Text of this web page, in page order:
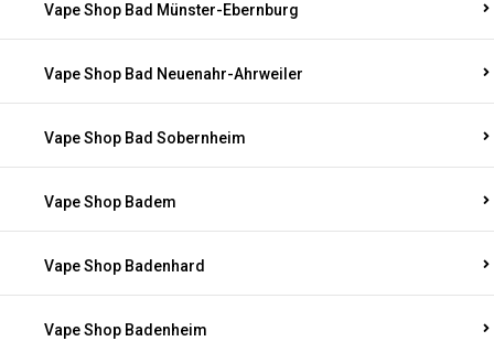
Vape Shop Bad Münster-Ebernburg
Vape Shop Bad Neuenahr-Ahrweiler
Vape Shop Bad Sobernheim
Vape Shop Badem
Vape Shop Badenhard
Vape Shop Badenheim